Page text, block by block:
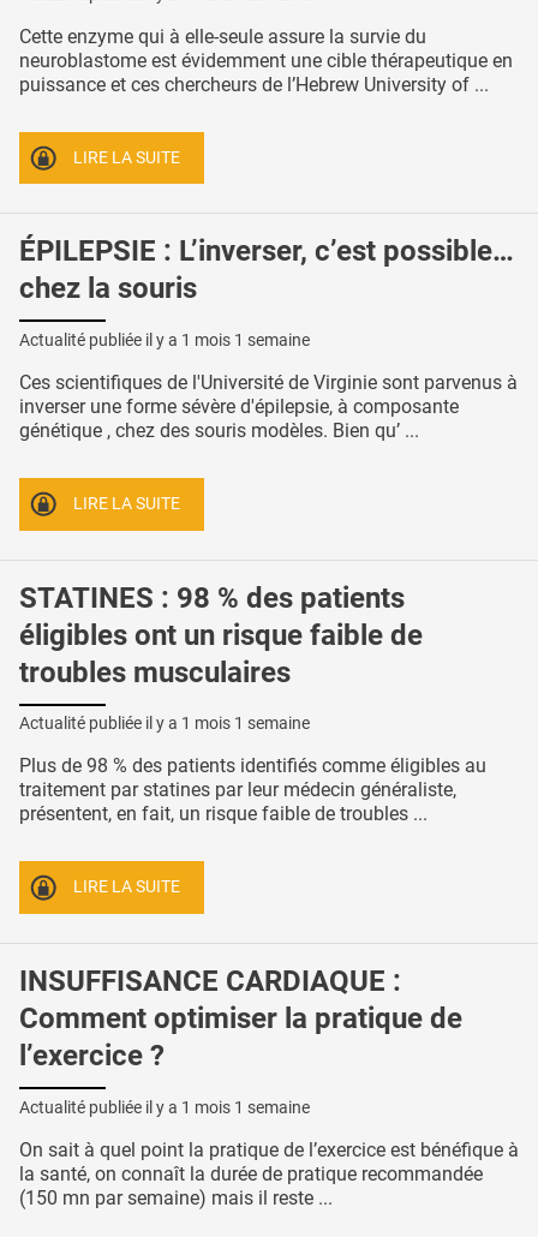
Cette enzyme qui à elle-seule assure la survie du
neuroblastome est évidemment une cible thérapeutique en
puissance et ces chercheurs de l’Hebrew University of ...
LIRE LA SUITE
ÉPILEPSIE : L’inverser, c’est possible…
chez la souris
Actualité publiée il y a 1 mois 1 semaine
Ces scientifiques de l'Université de Virginie sont parvenus à
inverser une forme sévère d'épilepsie, à composante
génétique , chez des souris modèles. Bien qu’ ...
LIRE LA SUITE
STATINES : 98 % des patients
éligibles ont un risque faible de
troubles musculaires
Actualité publiée il y a 1 mois 1 semaine
Plus de 98 % des patients identifiés comme éligibles au
traitement par statines par leur médecin généraliste,
présentent, en fait, un risque faible de troubles ...
LIRE LA SUITE
INSUFFISANCE CARDIAQUE :
Comment optimiser la pratique de
l’exercice ?
Actualité publiée il y a 1 mois 1 semaine
On sait à quel point la pratique de l’exercice est bénéfique à
la santé, on connaît la durée de pratique recommandée
(150 mn par semaine) mais il reste ...